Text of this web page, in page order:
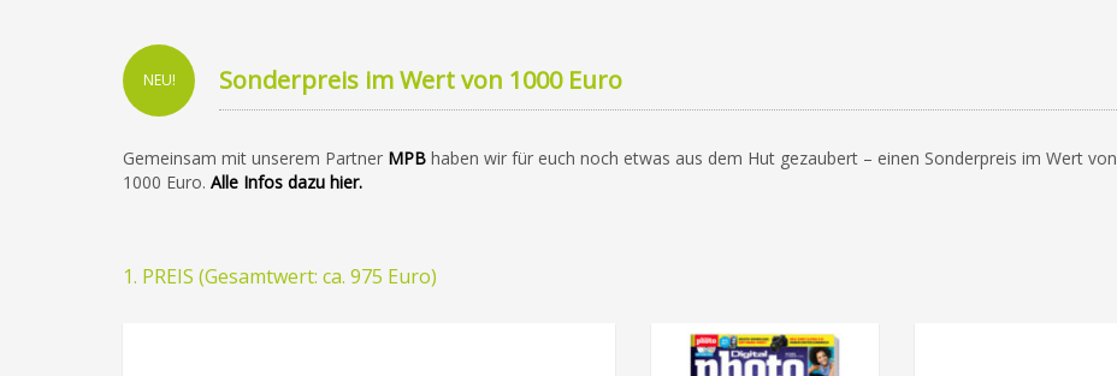
NEU! Sonderpreis im Wert von 1000 Euro
Gemeinsam mit unserem Partner MPB haben wir für euch noch etwas aus dem Hut gezaubert – einen Sonderpreis im Wert von
1000 Euro. Alle Infos dazu hier.
1. PREIS (Gesamtwert: ca. 975 Euro)